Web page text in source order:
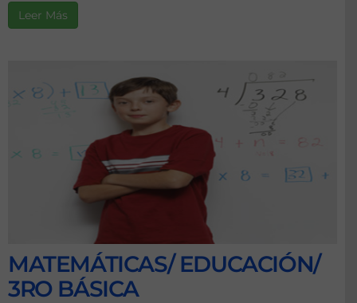
Leer Más
MATEMÁTICAS/ EDUCACIÓN/
3RO BÁSICA